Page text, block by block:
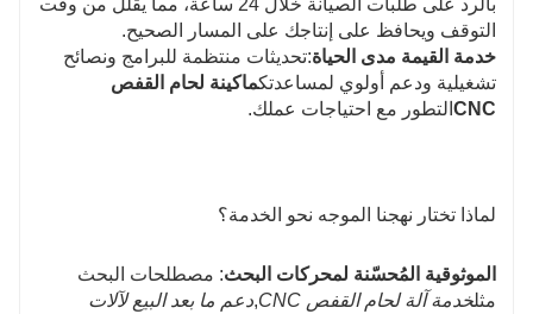
التوقف ويحافظ على إنتاجك على المسار الصحيح.
خدمة القيمة مدى الحياة:تحديثات منتظمة للبرامج ونصائح
تشغيلية ودعم أولوي لمساعدتكماكينة لحام القفص
CNCالتطور مع احتياجات عملك.
لماذا تختار نهجنا الموجه نحو الخدمة؟
الموثوقية المُحسّنة لمحركات البحث: مصطلحات البحث
مثلخدمة آلة لحام القفص CNC ,دعم ما بعد البيع لآلات